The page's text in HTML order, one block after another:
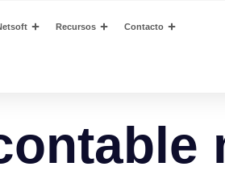
Recursos Contacto